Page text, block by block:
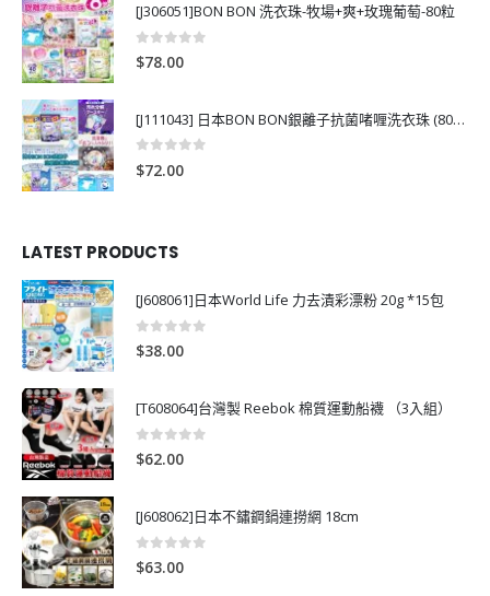
[J306051]BON BON 洗衣珠-牧場+爽+玫瑰葡萄-80粒
0
$78.00
[J111043] 日本BON BON銀離子抗菌啫喱洗衣珠 (80粒)
0
$72.00
LATEST PRODUCTS
[J608061]日本World Life 力去漬彩漂粉 20g *15包
0out of 5
$38.00
[T608064]台灣製 Reebok 棉質運動船襪 （3入組）
0 out of 5
$62.00
[J608062]日本不鏽鋼鍋連撈網 18cm
0
$63.00